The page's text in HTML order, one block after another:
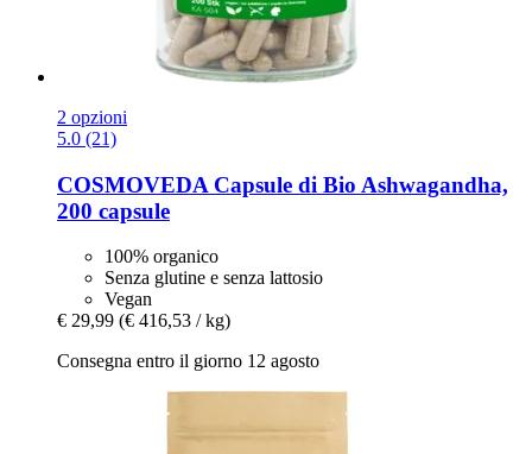
2 opzioni
5.0 (21)
COSMOVEDA Capsule di Bio Ashwagandha,
200 capsule
100% organico
Senza glutine e senza lattosio
Vegan
€ 29,99 (€ 416,53 / kg)
Consegna entro il giorno 12 agosto